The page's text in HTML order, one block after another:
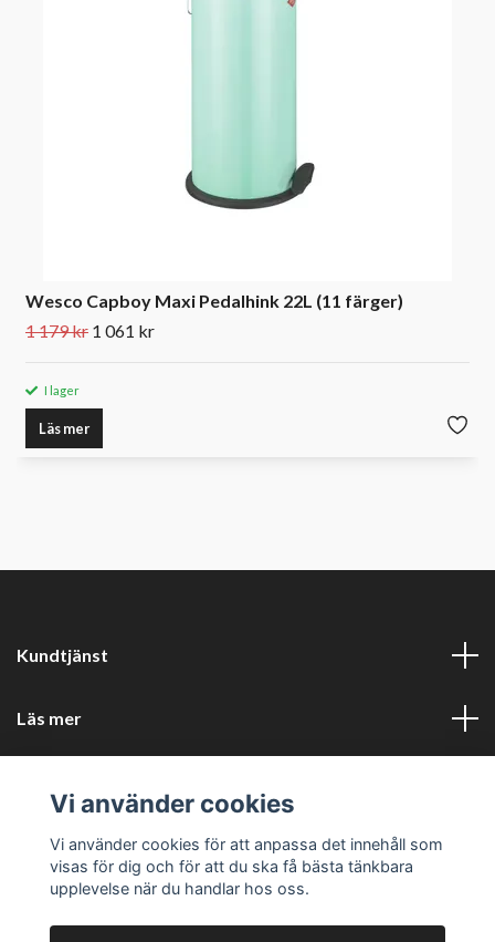
Wesco Capboy Maxi Pedalhink 22L (11 färger)
1 179 kr 1 061 kr
I lager
Läs mer
Kundtjänst
Läs mer
Företagsuppgifter
Vi använder cookies
Vi använder cookies för att anpassa det innehåll som
visas för dig och för att du ska få bästa tänkbara
upplevelse när du handlar hos oss.